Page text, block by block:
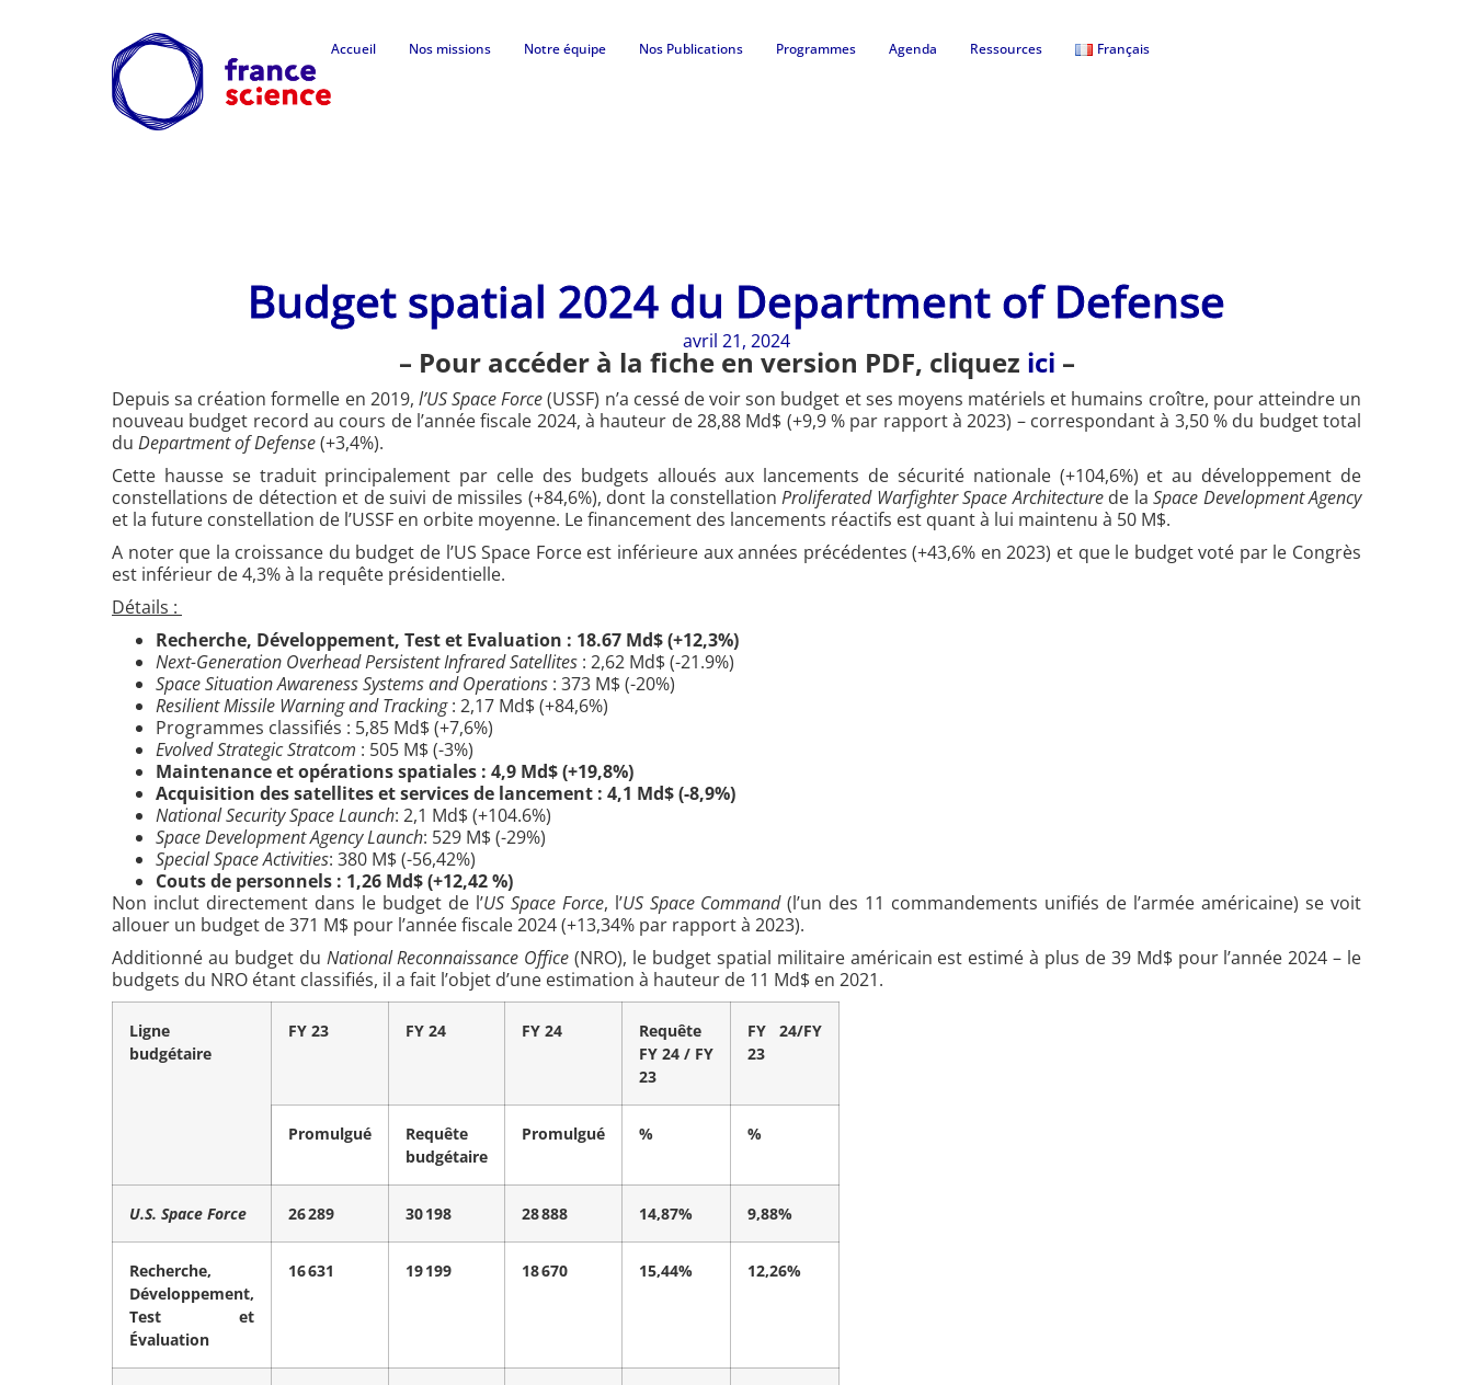
Accueil Nos missions Notre équipe Nos Publications Programmes Agenda Ressources Français
Budget spatial 2024 du Department of Defense
avril 21, 2024
– Pour accéder à la fiche en version PDF, cliquez ici –
Depuis sa création formelle en 2019, l’US Space Force(USSF) n’a cessé de voir son budget et ses moyens matériels et humains croître, pour atteindre un
nouveau budget record au cours de l’année fiscale 2024, à hauteur de 28,88 Md$ (+9,9 % par rapport à 2023) – correspondant à 3,50 % du budget total
du Department of Defense(+3,4%).
Cette hausse se traduit principalement par celle des budgets alloués aux lancements de sécurité nationale (+104,6%) et au développement de
constellations de détection et de suivi de missiles (+84,6%), dont la constellationProliferated Warfighter Space Architecturede laSpace Development Agency
et la future constellation de l’USSF en orbite moyenne. Le financement des lancements réactifs est quant à lui maintenu à 50 M$.
A noter que la croissance du budget de l’US Space Force est inférieure aux années précédentes (+43,6% en 2023) et que le budget voté par le Congrès
est inférieur de 4,3% à la requête présidentielle.
Détails :
Recherche, Développement, Test et Evaluation : 18.67 Md$ (+12,3%)
Next-Generation Overhead Persistent Infrared Satellites : 2,62 Md$ (-21.9%)
Space Situation Awareness Systems and Operations : 373 M$ (-20%)
Resilient Missile Warning and Tracking: 2,17 Md$ (+84,6%)
Programmes classifiés : 5,85 Md$ (+7,6%)
Evolved Strategic Stratcom : 505 M$ (-3%)
Maintenance et opérations spatiales : 4,9 Md$ (+19,8%)
Acquisition des satellites et services de lancement : 4,1 Md$ (-8,9%)
National Security Space Launch: 2,1 Md$ (+104.6%)
Space Development Agency Launch: 529 M$ (-29%)
Special Space Activities: 380 M$ (-56,42%)
Couts de personnels : 1,26 Md$ (+12,42 %)
Non inclut directement dans le budget de l’US Space Force, l’US Space Command(l’un des 11 commandements unifiés de l’armée américaine) se voit
allouer un budget de 371 M$ pour l’année fiscale 2024 (+13,34% par rapport à 2023).
Additionné au budget du National Reconnaissance Office(NRO), le budget spatial militaire américain est estimé à plus de 39 Md$ pour l’année 2024 – le
budgets du NRO étant classifiés, il a fait l’objet d’une estimation à hauteur de 11 Md$ en 2021.
Ligne
budgétaire
FY 23 FY 24 FY 24
Requête
FY 24 / FY
23
FY 24/FY
23
Promulgué
Requête
budgétaire
Promulgué % %
U.S. Space Force 26 289 30 198 28 888 14,87% 9,88%
Recherche,
Développement,
Test et
Évaluation
16 631 19 199 18 670 15,44% 12,26%